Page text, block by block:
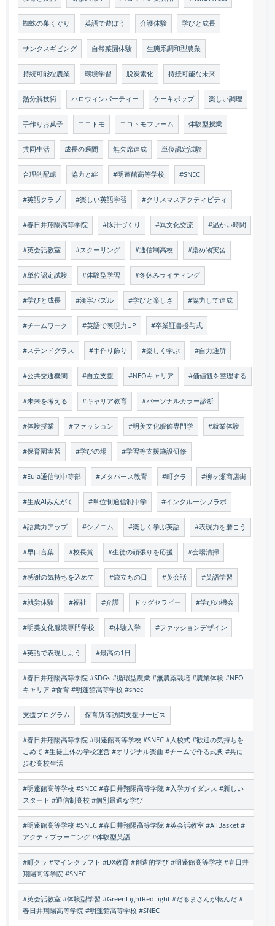
蜘蛛の巣くぐり 英語で遊ぼう 介護体験 学びと成長
サンクスギビング 自然菜園体験 生態系調和型農業
持続可能な農業 環境学習 脱炭素化 持続可能な未来
熱分解技術 ハロウィンパーティー ケーキポップ 楽しい調理
手作りお菓子 ココトモ ココトモファーム 体験型授業
共同生活 成長の瞬間 無欠席達成 単位認定試験
合理的配慮 協力と絆 #明蓬館高等学校 #SNEC
#英語クラブ #楽しい英語学習 #クリスマスアクティビティ
#春日井翔陽高等学院 #豚汁づくり #異文化交流 #温かい時間
#英会話教室 #スクーリング #通信制高校 #染め物実習
#単位認定試験 #体験型学習 #冬休みライティング
#学びと成長 #漢字パズル #学びと楽しさ #協力して達成
#チームワーク #英語で表現力UP #卒業証書授与式
#ステンドグラス #手作り飾り #楽しく学ぶ #自力通所
#公共交通機関 #自立支援 #NEOキャリア #価値観を整理する
#未来を考える #キャリア教育 #パーソナルカラー診断
#体験授業 #ファッション #明美文化服飾専門学 #就業体験
#保育園実習 #学びの場 #学習等支援施設研修
#Eula通信制中等部 #メタバース教育 #町クラ #柳ヶ瀬商店街
#生成AIみんがく #単位制通信制中学 #インクルーシブラボ
#語彙力アップ #シノニム #楽しく学ぶ英語 #表現力を磨こう
#早口言葉 #校長賞 #生徒の頑張りを応援 #会場清掃
#感謝の気持ちを込めて #旅立ちの日 #英会話 #英語学習
#就労体験 #福祉 #介護 ドッグセラピー #学びの機会
#明美文化服装専門学校 #体験入学 #ファッションデザイン
#英語で表現しよう #最高の1日
#春日井翔陽高等学院 #SDGs #循環型農業 #無農薬栽培 #農業体験 #NEO
キャリア #食育 #明蓬館高等学校 #snec
支援プログラム 保育所等訪問支援サービス
#春日井翔陽高等学院 #明蓬館高等学校 #SNEC #入校式 #歓迎の気持ちを
こめて #生徒主体の学校運営 #オリジナル楽曲 #チームで作る式典 #共に
歩む高校生活
#明蓬館高等学校 #SNEC #春日井翔陽高等学院 #入学ガイダンス #新しい
スタート #通信制高校 #個別最適な学び
#明蓬館高等学校 #SNEC #春日井翔陽高等学院 #英会話教室 #AllBasket #
アクティブラーニング #体験型英語
#町クラ #マインクラフト #DX教育 #創造的学び #明蓬館高等学校 #春日井
翔陽高等学院 #SNEC
#英会話教室 #体験型学習 #GreenLightRedLight #だるまさんが転んだ #
春日井翔陽高等学院 #明蓬館高等学校 #SNEC